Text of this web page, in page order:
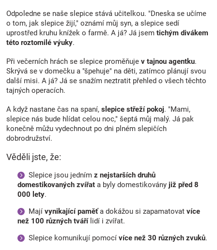
Odpoledne se naše slepice stává učitelkou. "Dneska se učíme
o tom, jak slepice žijí," oznámí můj syn, a slepice sedí
uprostřed kruhu knížek o farmě. A já? Já jsem tichým divákem
této roztomilé výuky.
Při večerních hrách se slepice proměňuje v tajnou agentku.
Skrývá se v domečku a "špehuje" na děti, zatímco plánují svou
další misi. A já? Já se snažím neztratit přehled o všech těchto
tajných operacích.
A když nastane čas na spaní, slepice střeží pokoj. "Mami,
slepice nás bude hlídat celou noc," šeptá můj malý. Já pak
konečně můžu vydechnout po dni plném slepičích
dobrodružství.
Věděli jste, že:
Slepice jsou jedním z nejstarších druhů
domestikovaných zvířata byly domestikoványjiž před 8
000 lety.
Mají vynikající paměťa dokážou si zapamatovat více
než 100 různých tvářílidí i zvířat.
Slepice komunikují pomocí více než 30 různých zvuků.